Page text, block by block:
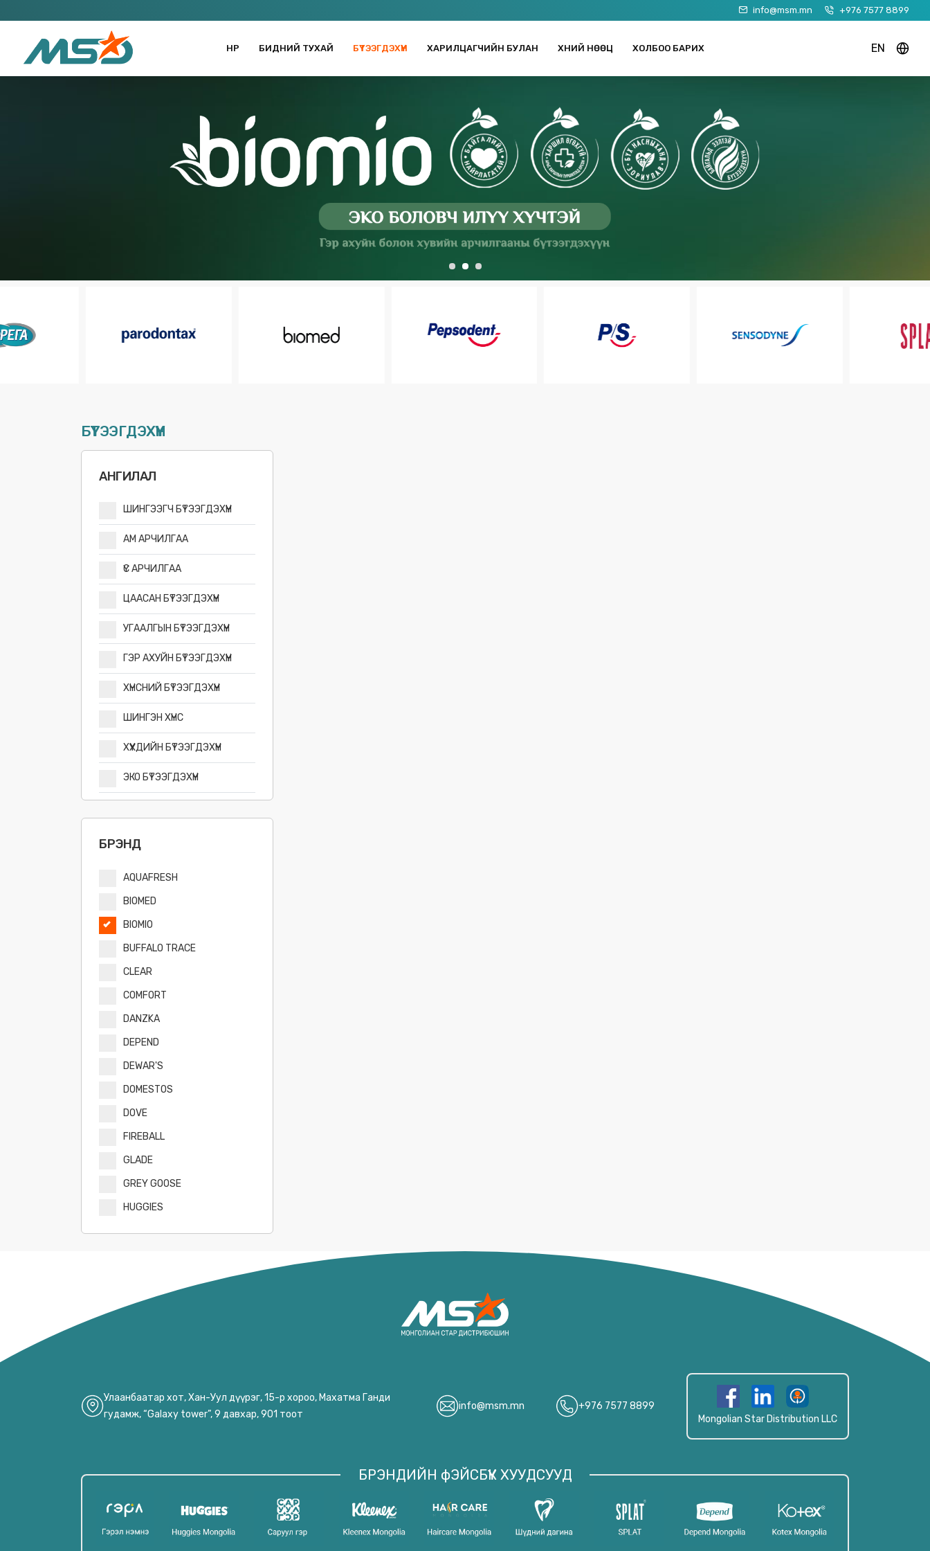
info@msm.mn +976 7577 8899
НҮҮР БИДНИЙ ТУХАЙ БҮТЭЭГДЭХҮҮН ХАРИЛЦАГЧИЙН БУЛАН ХҮНИЙ НӨӨЦ ХОЛБОО БАРИХ EN
БҮТЭЭГДЭХҮҮН
АНГИЛАЛ
ШИНГЭЭГЧ БҮТЭЭГДЭХҮҮН
АМ АРЧИЛГАА
ҮС АРЧИЛГАА
ЦААСАН БҮТЭЭГДЭХҮҮН
УГААЛГЫН БҮТЭЭГДЭХҮҮН
ГЭР АХУЙН БҮТЭЭГДЭХҮҮН
ХҮНСНИЙ БҮТЭЭГДЭХҮҮН
ШИНГЭН ХҮНС
ХҮҮХДИЙН БҮТЭЭГДЭХҮҮН
ЭКО БҮТЭЭГДЭХҮҮН
БРЭНД
AQUAFRESH
BIOMED
BIOMIO
BUFFALO TRACE
CLEAR
COMFORT
DANZKA
DEPEND
DEWAR'S
DOMESTOS
DOVE
FIREBALL
GLADE
GREY GOOSE
HUGGIES
HUGGIES
KLEENEX
MR MUSCLE
OFF
PATRON
PEPSODENT
Улаанбаатар хот, Хан-Уул дүүрэг, 15-р хороо, Махатма Ганди
гудамж, “Galaxy tower”, 9 давхар, 901 тоот
info@msm.mn
+976 7577 8899
Mongolian Star Distribution LLC
БРЭНДИЙН фЭЙСБҮҮК ХУУДСУУД